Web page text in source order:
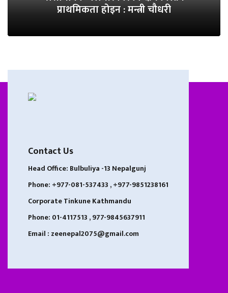
प्राथमिकता होइन : मन्त्री चौधरी
Contact Us
Head Office: Bulbuliya -13 Nepalgunj
Phone: +977-081-537433 , +977-9851238161
Corporate Tinkune Kathmandu
Phone: 01-4117513 , 977-9845637911
Email : zeenepal2075@gmail.com